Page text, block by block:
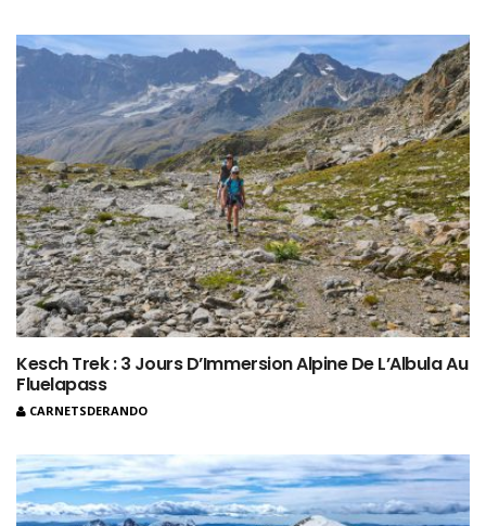
Kesch Trek : 3 Jours D’Immersion Alpine De L’Albula Au
Fluelapass
CARNETSDERANDO